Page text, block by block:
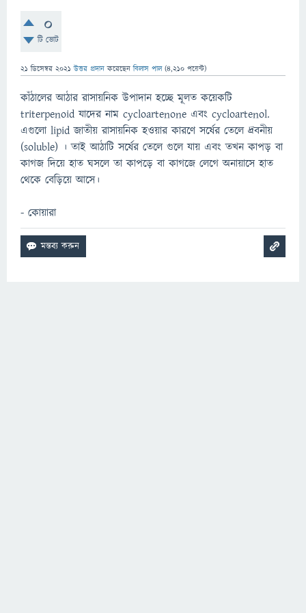
0
টি ভোট
21 ডিসেম্বর 2021 উত্তর প্রদান করেছেনবিলাস পাল (4,210 পয়েন্ট)
কাঁঠালের আঠার রাসায়নিক উপাদান হচ্ছে মূলত কয়েকটি
triterpenoid যাদের নাম cycloartenone এবং cycloartenol.
এগুলো lipid জাতীয় রাসায়নিক হওয়ার কারণে সর্ষের তেলে দ্রবনীয়
(soluble) । তাই আঠাটি সর্ষের তেলে গুলে যায় এবং তখন কাপড় বা
কাগজ দিয়ে হাত ঘসলে তা কাপড়ে বা কাগজে লেগে অনায়াসে হাত
থেকে বেড়িয়ে আসে।
- কোয়ারা